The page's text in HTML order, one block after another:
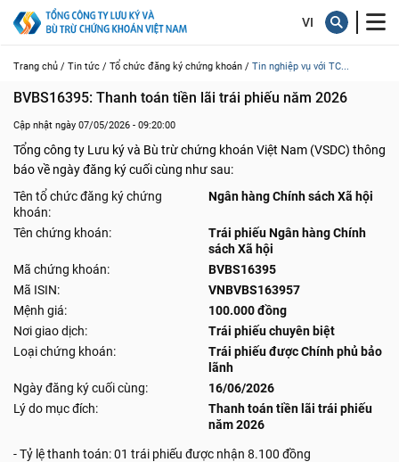
Trang chủ / Tin tức / Tổ chức đăng ký chứng khoán / Tin nghiệp vụ với TC...
BVBS16395: Thanh toán tiền lãi trái phiếu năm 2026
Cập nhật ngày 07/05/2026 - 09:20:00
Tổng công ty Lưu ký và Bù trừ chứng khoán Việt Nam (VSDC) thông
báo về ngày đăng ký cuối cùng như sau:
Tên tổ chức đăng ký chứng
khoán:
Ngân hàng Chính sách Xã hội
Tên chứng khoán:
Trái phiếu Ngân hàng Chính
sách Xã hội
Mã chứng khoán:
BVBS16395
Mã ISIN:
VNBVBS163957
Mệnh giá:
100.000 đồng
Nơi giao dịch:
Trái phiếu chuyên biệt
Loại chứng khoán:
Trái phiếu được Chính phủ bảo
lãnh
Ngày đăng ký cuối cùng:
16/06/2026
Lý do mục đích:
Thanh toán tiền lãi trái phiếu
năm 2026
- Tỷ lệ thanh toán: 01 trái phiếu được nhận 8.100 đồng